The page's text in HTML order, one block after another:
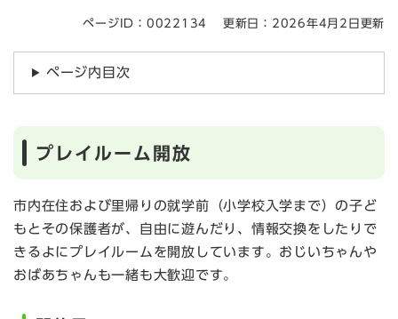
ページID：0022134 更新日：2026年4月2日更新
ページ内目次
プレイルーム開放
市内在住および里帰りの就学前（小学校入学まで）の子ど
もとその保護者が、自由に遊んだり、情報交換をしたりで
きるよにプレイルームを開放しています。おじいちゃんや
おばあちゃんも一緒も大歓迎です。